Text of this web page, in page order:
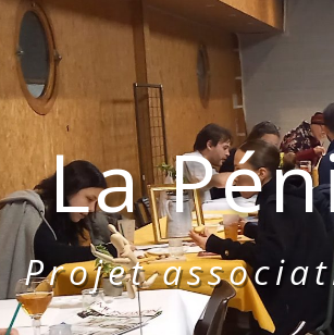
La
Projet